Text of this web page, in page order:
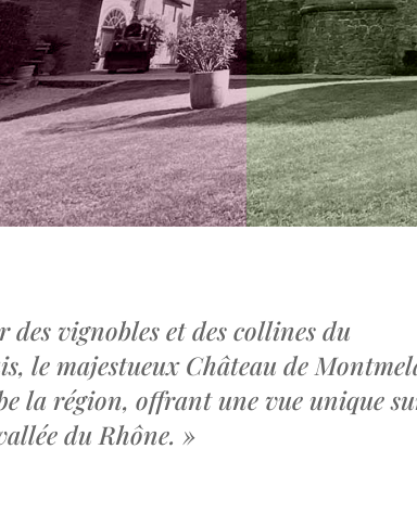
des vignobles et des collines du
le majestueux Château de
la région, offrant une vue unique
du Rhône. »